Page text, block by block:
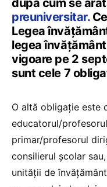
după cum se
preuniversitar.
Legea
legea
vigoare pe 2
sunt cele 7
O altă obligație este
educatorul/
primar/profesorul
consilierul școlar
unității de